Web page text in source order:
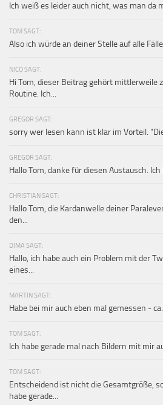
Ich weiß es leider auch nicht, was man da
TOM SAGT:
Also ich würde an deiner Stelle auf alle
NICO SAGT:
Hi Tom, dieser Beitrag gehört mittlerweile
Routine. Ich...
GREGOR SAGT:
sorry wer lesen kann ist klar im Vorteil.
GREGOR SAGT:
Hallo Tom, danke für diesen Austausch.
CHRISTIAN SAGT:
Hallo Tom, die Kardanwelle deiner
den...
DIMA SAGT:
Hallo, ich habe auch ein Problem mit der
eines...
MARTIN SAGT:
Habe bei mir auch eben mal gemessen -
TOM SAGT:
Ich habe gerade mal nach Bildern mit mir
TOM SAGT:
Entscheidend ist nicht die Gesamtgröße,
habe gerade...